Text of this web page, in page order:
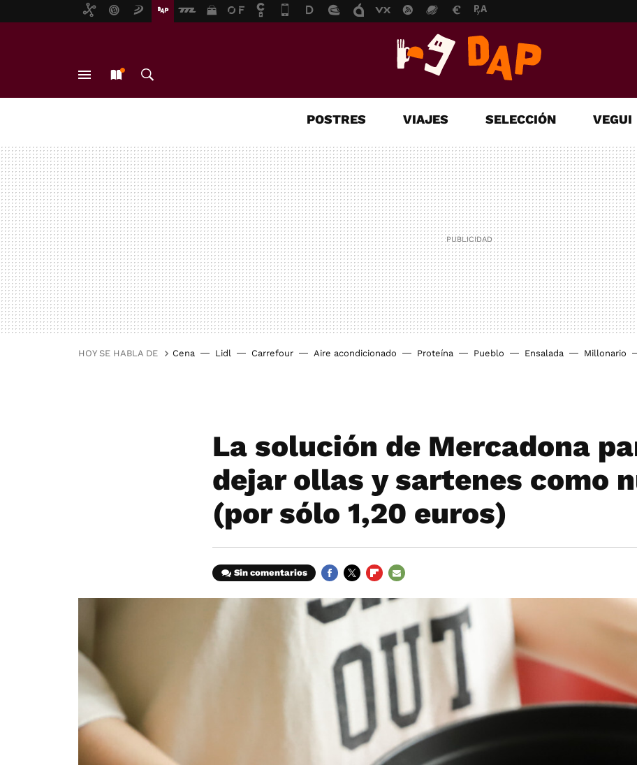
POSTRES VIAJES SELECCIÓN VEGUI
HOY SE HABLA DE Cena Lidl Carrefour Aire acondicionado Proteína Pueblo Ensalada Millonario
La solución de Mercadona
dejar ollas y sartenes como
(por sólo 1,20 euros)
Sin comentarios
MAIL